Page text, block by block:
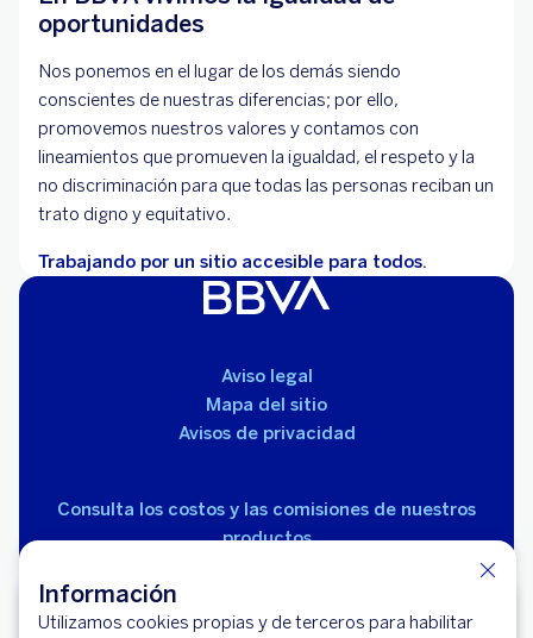
Información
Utilizamos cookies propias y de terceros para habilitar
oportunidades
Nos ponemos en el lugar de los demás siendo
conscientes de nuestras diferencias; por ello,
promovemos nuestros valores y contamos con
lineamientos que promueven la igualdad, el respeto y la
no discriminación para que todas las personas reciban un
trato digno y equitativo.
Trabajando por un sitio accesible para todos.
Aviso legal
Mapa del sitio
Avisos de privacidad
Consulta los costos y las comisiones de nuestros
productos